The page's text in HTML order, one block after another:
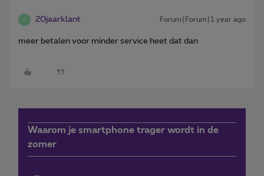
2 20jaarklant Forum|Forum|1 year ago
meer betalen voor minder service heet dat dan
Waarom je smartphone trager wordt in de
zomer